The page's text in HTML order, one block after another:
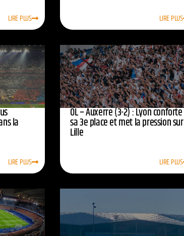
LIRE PLUS LIRE PLUS
la
LIRE PLUS
OL – Auxerre (3-2) : Lyon conforte
sa 3e place et met la pression sur
Lille
LIRE PLUS